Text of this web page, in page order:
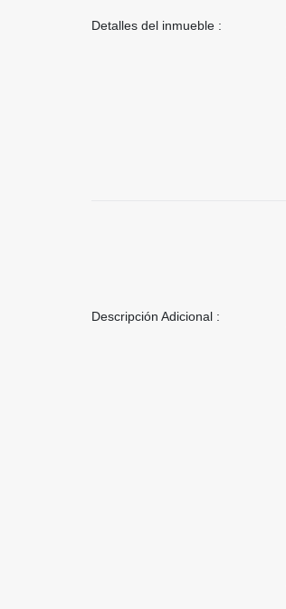
Detalles del inmueble :
Descripción Adicional :